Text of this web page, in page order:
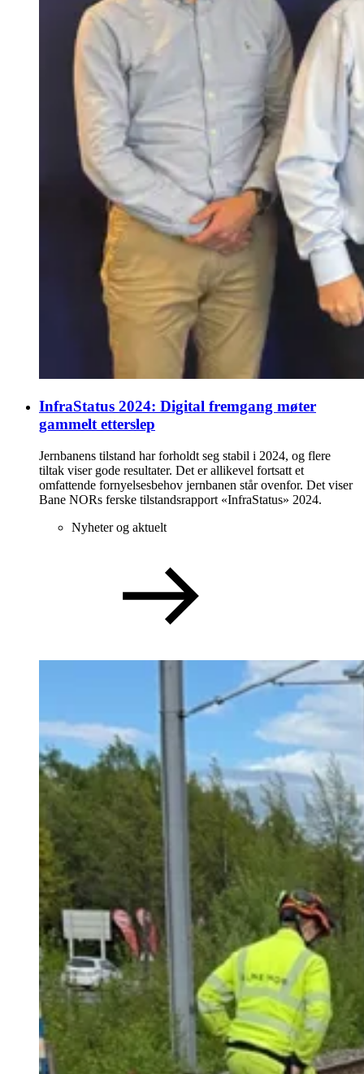
InfraStatus 2024: Digital fremgang møter
gammelt etterslep
Jernbanens tilstand har forholdt seg stabil i 2024, og flere
tiltak viser gode resultater. Det er allikevel fortsatt et
omfattende fornyelsesbehov jernbanen står ovenfor. Det viser
Bane NORs ferske tilstandsrapport «InfraStatus» 2024.
Nyheter og aktuelt